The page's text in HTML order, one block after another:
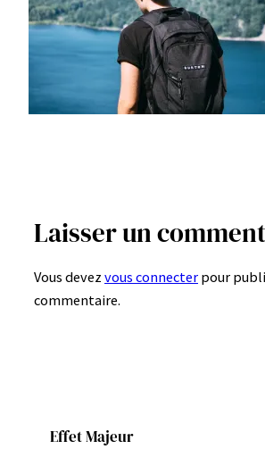
Laisser un
Vous devez vous connecter pour
commentaire.
Effet Majeur